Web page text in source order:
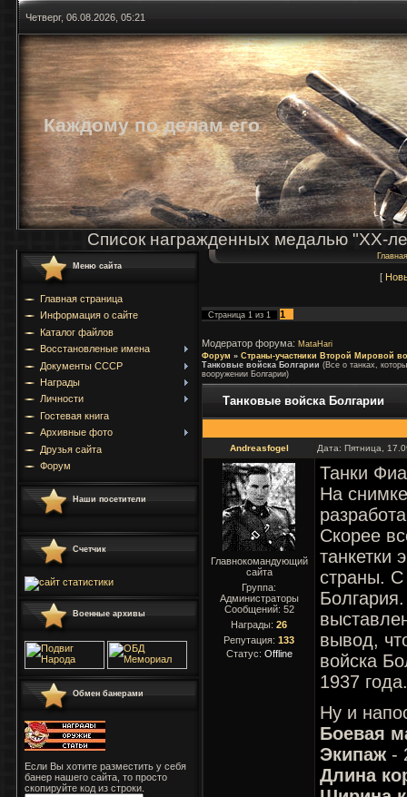
Четверг, 06.08.2026, 05:21
Каждому по делам его
Список награжденных медалью "ХХ-
Меню сайта
Главная страница
Информация о сайте
Каталог файлов
Восстановленые имена
Документы СССР
Награды
Личности
Гостевая книга
Архивные фото
Друзья сайта
Форум
Наши посетители
Счетчик
Военные архивы
Обмен банерами
Если Вы хотите разместить у себя
банер нашего сайта, то просто
скопируйте код из строки.
Главная
[
Страница 1 из 1 1
Модератор форума: MataHari
Форум » Страны-участники Второй Мировой
Танковые войска Болгарии (Все о танках,
вооружении Болгарии)
Танковые войска Болгарии
Andreasfogel Дата: Пятница,
Главнокомандующий
сайта
Группа:
Администраторы
Сообщений: 52
Награды: 26
Репутация: 133
Статус: Offline
Танки
На
Скорее
танкетки
страны. С
Болгария.
вывод,
войска
1937 года.
Ну и
Боевая
Экипаж -
Длина